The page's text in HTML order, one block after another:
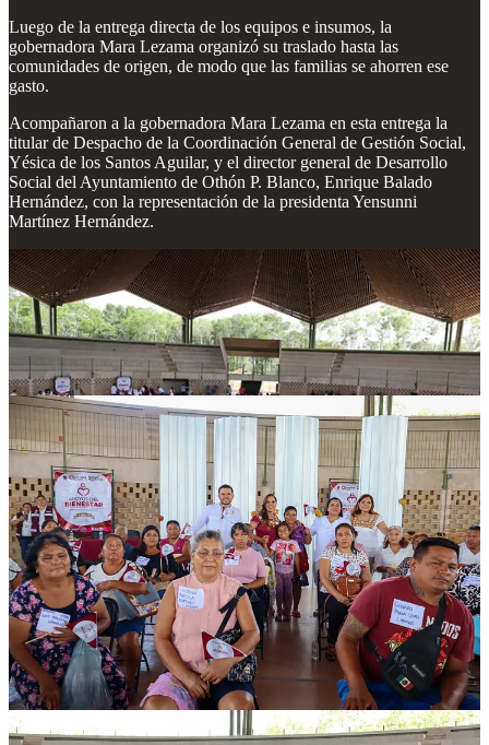
Luego de la entrega directa de los equipos e insumos, la
gobernadora Mara Lezama organizó su traslado hasta las
comunidades de origen, de modo que las familias se ahorren ese
gasto.
Acompañaron a la gobernadora Mara Lezama en esta entrega la
titular de Despacho de la Coordinación General de Gestión Social,
Yésica de los Santos Aguilar, y el director general de Desarrollo
Social del Ayuntamiento de Othón P. Blanco, Enrique Balado
Hernández, con la representación de la presidenta Yensunni
Martínez Hernández.
Compartir
Discusión sobre este post